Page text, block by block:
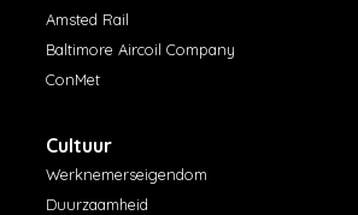
Amsted Rail
Baltimore Aircoil Company
ConMet
Cultuur
Werknemerseigendom
Duurzaamheid